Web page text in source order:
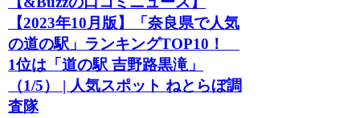
【2023年10月版】「奈良県で人気
の道の駅」ランキングTOP10！
1位は「道の駅 吉野路黒滝」
（1/5） | 人気スポット ねとらぼ調
査隊